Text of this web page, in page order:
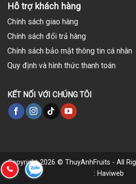
Hỗ trợ khách hàng
Chính sách giao hàng
Chính sách đổi trả hàng
Chính sách bảo mật thông tin cá nhân
Quy định và hình thức thanh toán
KẾT NỐI VỚI CHÚNG TÔI
Copyright 2026 © ThuyAnhFruits - All
: Haviweb